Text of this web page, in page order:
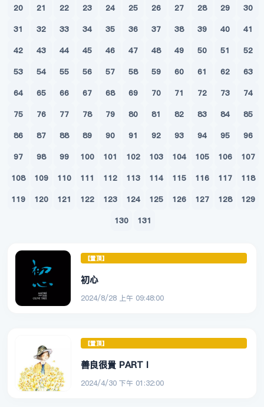
20
21 22 23 24 25 26 27 28 29
30
31
32 33 34 35 36 37 38 39 40
41
42
43 44 45 46 47 48 49 50 51
52
53
54 55 56 57 58 59 60 61 62
63
64
65 66 67 68 69 70 71 72 73
74
75
76 77 78 79 80 81 82 83 84
85
86
87 88 89 90 91 92 93 94 95
96
97
98 99 100 101 102 103 104 105 106
107
108
109 110 111 112 113 114 115 116 117
118
119
120 121 122 123 124 125 126 127 128
129
130
131
【置頂】
初心
2024/8/28 上午 09:48:00
【置頂】
善良很貴 PART I
2024/4/30 下午 01:32:00